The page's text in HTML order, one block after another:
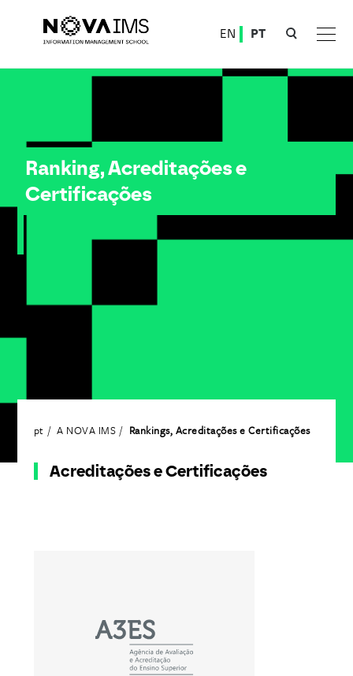
EN PT
Rankings, Acreditações e Certificações
Ranking, Acreditações e
Certificações
pt A NOVA IMS Rankings, Acreditações e Certificações
Acreditações e Certificações